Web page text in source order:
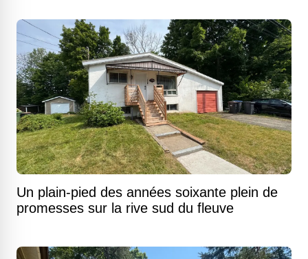
Un plain-pied des années soixante plein de
promesses sur la rive sud du fleuve